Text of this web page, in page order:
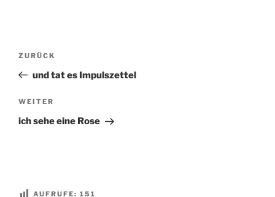
Beitragsnavigation
Vorheriger
Beitrag
ZURÜCK
und tat es Impulszettel
Nächster
Beitrag
WEITER
ich sehe eine Rose
AUFRUFE: 151